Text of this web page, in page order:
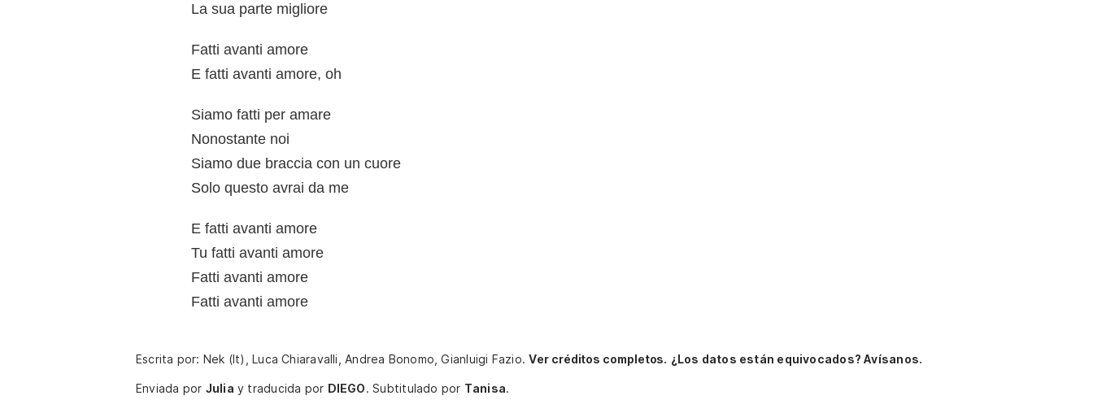
La sua parte migliore
Fatti avanti amore
E fatti avanti amore, oh
Siamo fatti per amare
Nonostante noi
Siamo due braccia con un cuore
Solo questo avrai da me
E fatti avanti amore
Tu fatti avanti amore
Fatti avanti amore
Fatti avanti amore
Escrita por: Nek (It), Luca Chiaravalli, Andrea Bonomo, Gianluigi Fazio.Ver créditos completos. ¿Los datos están equivocados? Avísanos.
Enviada por Julia y traducida por DIEGO. Subtitulado por Tanisa.